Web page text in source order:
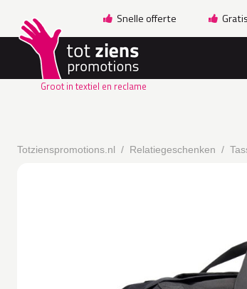
Snelle offerte
Groot in textiel en reclame
Totzienspromotions.nl Relatiegeschenken